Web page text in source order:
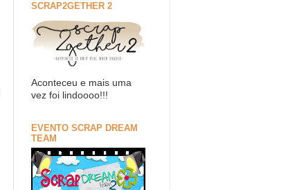
SCRAP2GETHER 2
Aconteceu e mais uma
vez foi lindoooo!!!
EVENTO SCRAP DREAM
TEAM